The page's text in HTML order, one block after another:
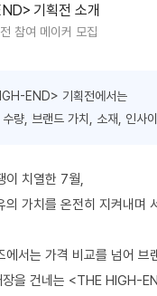
기획전 소개
참여 메이커 모집
END> 기획전에서는
량, 브랜드 가치, 소재, 인사
이 치열한 7월,
의 가치를 온전히 지켜내며
서는 가격 비교를 넘어 브
장을 건네는 <THE HIGH-